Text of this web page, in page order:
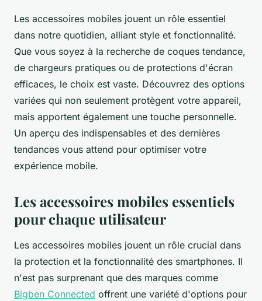
Les accessoires mobiles jouent un rôle essentiel
dans notre quotidien, alliant style et fonctionnalité.
Que vous soyez à la recherche de coques tendance,
de chargeurs pratiques ou de protections d'écran
efficaces, le choix est vaste. Découvrez des options
variées qui non seulement protègent votre appareil,
mais apportent également une touche personnelle.
Un aperçu des indispensables et des dernières
tendances vous attend pour optimiser votre
expérience mobile.
Les accessoires mobiles essentiels
pour chaque utilisateur
Les accessoires mobiles jouent un rôle crucial dans
la protection et la fonctionnalité des smartphones. Il
n'est pas surprenant que des marques comme
Bigben Connected offrent une variété d'options pour